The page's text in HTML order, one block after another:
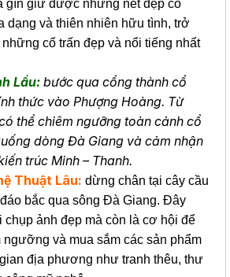
gìn giữ được những nét đẹp cổ
dạng và thiên nhiên hữu tình, trở
cổ trấn đẹp và nổi tiếng nhất
Lầu:bước qua cổng thành cổ
thức vào Phượng Hoàng. Từ
thể chiêm ngưỡng toàn cảnh cổ
dòng Đà Giang và cảm nhận
trúc Minh – Thanh.
Thuật Lâu:dừng chân tại cây cầu
bắc qua sông Đà Giang. Đây
chụp ảnh đẹp mà còn là cơ hội để
ngưỡng và mua sắm các sản phẩm
địa phương như tranh thêu, thư